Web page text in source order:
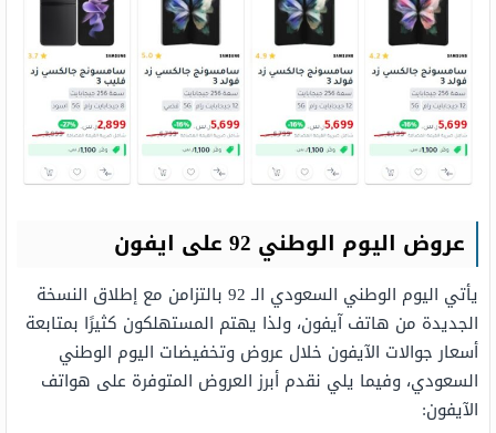
عروض اليوم الوطني 92 على ايفون
يأتي اليوم الوطني السعودي الـ 92 بالتزامن مع إطلاق النسخة
الجديدة من هاتف آيفون، ولذا يهتم المستهلكون كثيرًا بمتابعة
أسعار جوالات الآيفون خلال عروض وتخفيضات اليوم الوطني
السعودي، وفيما يلي نقدم أبرز العروض المتوفرة على هواتف
الآيفون: